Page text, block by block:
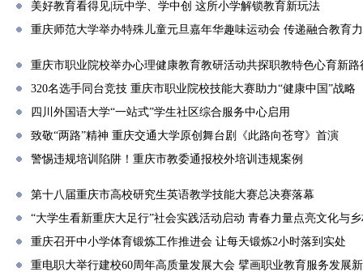
美好教育看得见|玩中学、学中创 这所小学解锁教育新玩法
重庆师范大学举办特殊儿童元旦嘉年华趣味运动会 传递融合教育
重庆市职业院校举办心理健康教育教研活动共探职教特色心育新路
320名选手同台竞技 重庆市职业院校技能大赛助力“健康中国”战略
四川外国语大学“一站式”学生社区综合服务中心启用
致敬“两路”精神 重庆交通大学原创舞台剧《此路向苍穹》首演
警惕违规培训陷阱！重庆市教委通报校外培训违规案例
第十八届重庆市高校研究生英语教学技能大赛总决赛落幕
“大学生看新重庆大足行”社会实践活动启动 青春力量点亮文化与
重庆召开中小学体育锻炼工作推进会 让每天锻炼2小时落到实处
重电职大举行建校60周年高质量发展大会 擘画职业教育服务发展